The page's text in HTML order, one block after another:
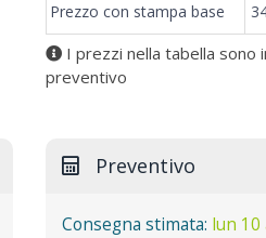
Prezzo con stampa base
I prezzi nella tabella sono
preventivo
Preventivo
Consegna stimata: lun 10